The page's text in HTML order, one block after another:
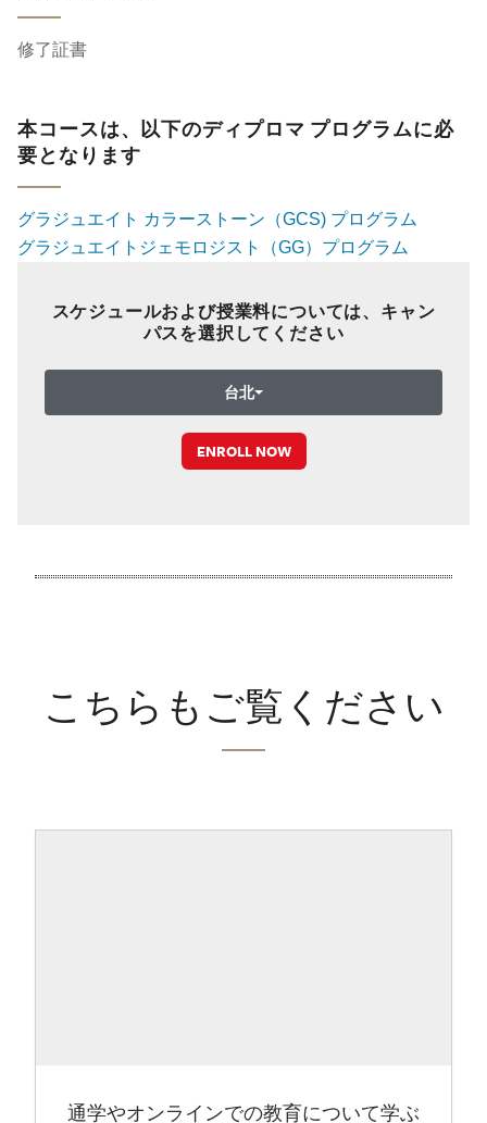
修了証書
本コースは、以下のディプロマ プログラムに必
要となります
グラジュエイト カラーストーン（GCS) プログラム
グラジュエイトジェモロジスト（GG）プログラム
スケジュールおよび授業料については、キャン
パスを選択してください
台北
ENROLL NOW
こちらもご覧ください
通学やオンラインでの教育について学ぶ